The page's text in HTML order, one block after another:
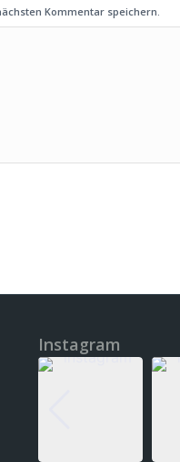
Kommentar speichern.
Instagram